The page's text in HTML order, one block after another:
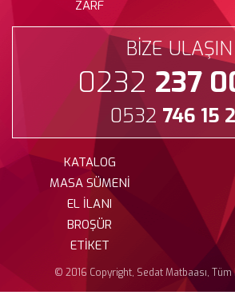
ZARF
BİZE ULAŞIN
0232 237
0532 746 15
KATALOG
MASA SÜMENİ
EL İLANI
BROŞÜR
ETİKET
© 2016 Copyright, Sedat Matbaası, Tüm